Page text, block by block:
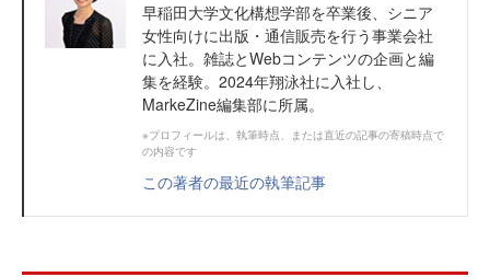
早稲田大学文化構想学部を卒業後、シニア
女性向けに出版・通信販売を行う事業会社
に入社。雑誌とWebコンテンツの企画と編
集を経験。2024年翔泳社に入社し、
MarkeZine編集部に所属。
※プロフィールは、執筆時点、または直近の記事の寄稿時点で
の内容です
この著者の最近の執筆記事